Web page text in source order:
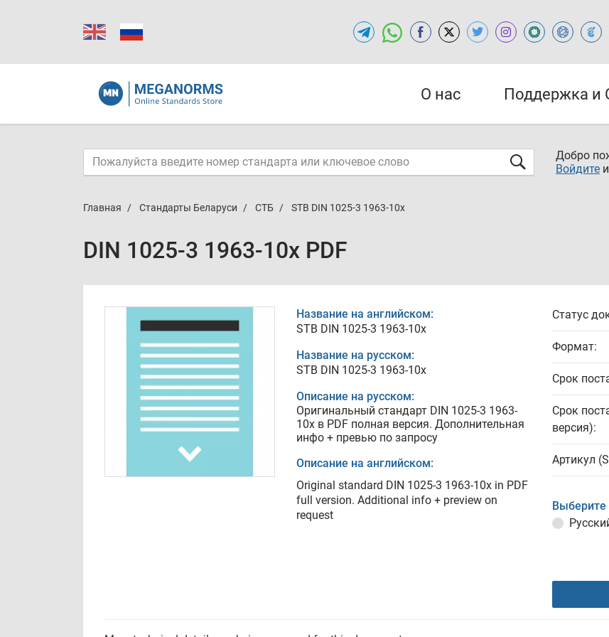
О нас Поддержка и
Добро
Войдите
Главная Стандарты Беларуси СТБ STB DIN 1025-3 1963-10x
DIN 1025-3 1963-10x PDF
Название на английском:
STB DIN 1025-3 1963-10x
Название на русском:
STB DIN 1025-3 1963-10x
Описание на русском:
Оригинальный стандарт DIN 1025-3 1963-
10x в PDF полная версия. Дополнительная
инфо + превью по запросу
Описание на английском:
Original standard DIN 1025-3 1963-10x in PDF
full version. Additional info + preview on
request
Статус
Формат:
Срок
Срок
версия):
Артикул
Выберите